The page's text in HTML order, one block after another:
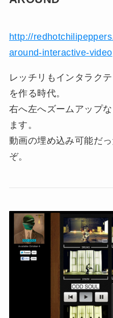
http://
around-interactive-video
レッチリもインタラク
を作る時代。
右へ左へズームアップ
ます。
動画の埋め込み可能だ
ぞ。